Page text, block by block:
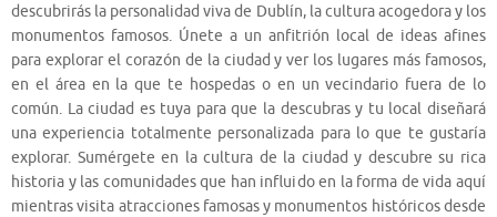
descubrirás la personalidad viva de Dublín, la cultura acogedora y los
monumentos famosos. Únete a un anfitrión local de ideas afines
para explorar el corazón de la ciudad y ver los lugares más famosos,
en el área en la que te hospedas o en un vecindario fuera de lo
común. La ciudad es tuya para que la descubras y tu local diseñará
una experiencia totalmente personalizada para lo que te gustaría
explorar. Sumérgete en la cultura de la ciudad y descubre su rica
historia y las comunidades que han influido en la forma de vida aquí
mientras visita atracciones famosas y monumentos históricos desde